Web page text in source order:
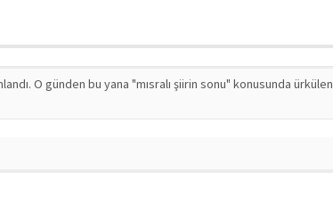
O günden bu yana "mısralı şiirin sonu" konusunda